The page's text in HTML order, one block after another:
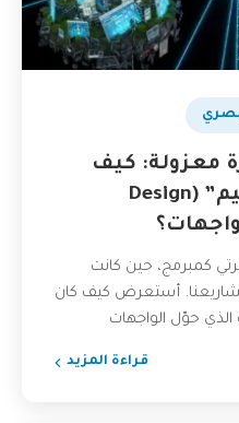
معزولة: كيف
أنقذني “نظام التصميم” (Design
كمبرمج، حين كانت
أستعرض كيف كان
حوّل الواجهات
قراءة المزيد